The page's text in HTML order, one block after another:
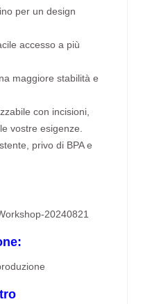
per un design
accesso a più
maggiore stabilità e
con incisioni,
vostre esigenze.
privo di BPA e